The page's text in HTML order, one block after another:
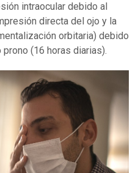
intraocular debido al
directa del ojo y la
orbitaria) debido
(16 horas diarias).